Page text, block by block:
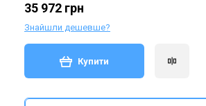
35 972 грн
Знайшли дешевше?
Купити